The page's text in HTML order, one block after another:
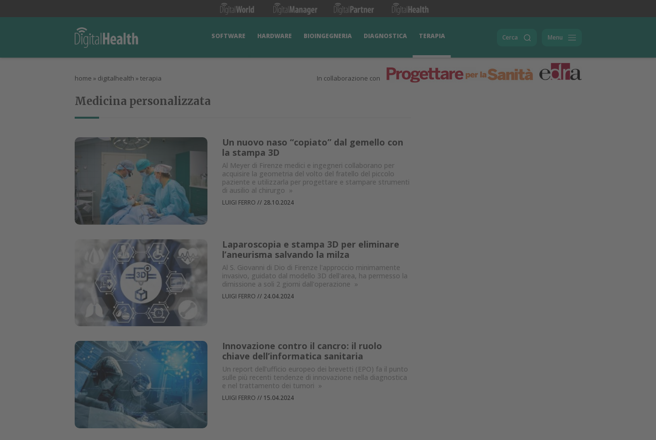
SOFTWARE HARDWARE BIOINGEGNERIA DIAGNOSTICA TERAPIA Cerca Menu
In collaborazione con
home » digitalhealth » terapia
Medicina personalizzata
Un nuovo naso “copiato” dal gemello con
la stampa 3D
Al Meyer di Firenze medici e ingegneri collaborano per
acquisire la geometria del volto del fratello del piccolo
paziente e utilizzarla per progettare e stampare strumenti
di ausilio al chirurgo »
LUIGI FERRO // 28.10.2024
Laparoscopia e stampa 3D per eliminare
l’aneurisma salvando la milza
Al S. Giovanni di Dio di Firenze l'approccio minimamente
invasivo, guidato dal modello 3D dell'area, ha permesso la
dimissione a soli 2 giorni dall'operazione »
LUIGI FERRO // 24.04.2024
Innovazione contro il cancro: il ruolo
chiave dell’informatica sanitaria
Un report dell’ufficio europeo dei brevetti (EPO) fa il punto
sulle più recenti tendenze di innovazione nella diagnostica
e nel trattamento dei tumori »
LUIGI FERRO // 15.04.2024